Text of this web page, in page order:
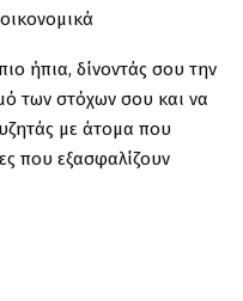
ήπια, δίνοντάς σου την
των στόχων σου και να
με άτομα που
που εξασφαλίζουν